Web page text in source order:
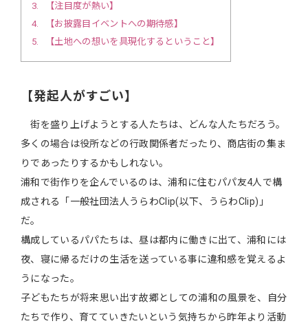
3
【注目度が熱い】
4
【お披露目イベントへの期待感】
5
【土地への想いを具現化するということ】
【発起人がすごい】
街を盛り上げようとする人たちは、どんな人たちだろう。
多くの場合は役所などの行政関係者だったり、商店街の集ま
りであったりするかもしれない。
浦和で街作りを企んでいるのは、浦和に住むパパ友4人で構
成される「一般社団法人うらわClip(以下、うらわClip)」
だ。
構成しているパパたちは、昼は都内に働きに出て、浦和には
夜、寝に帰るだけの生活を送っている事に違和感を覚えるよ
うになった。
子どもたちが将来思い出す故郷としての浦和の風景を、自分
たちで作り、育てていきたいという気持ちから昨年より活動